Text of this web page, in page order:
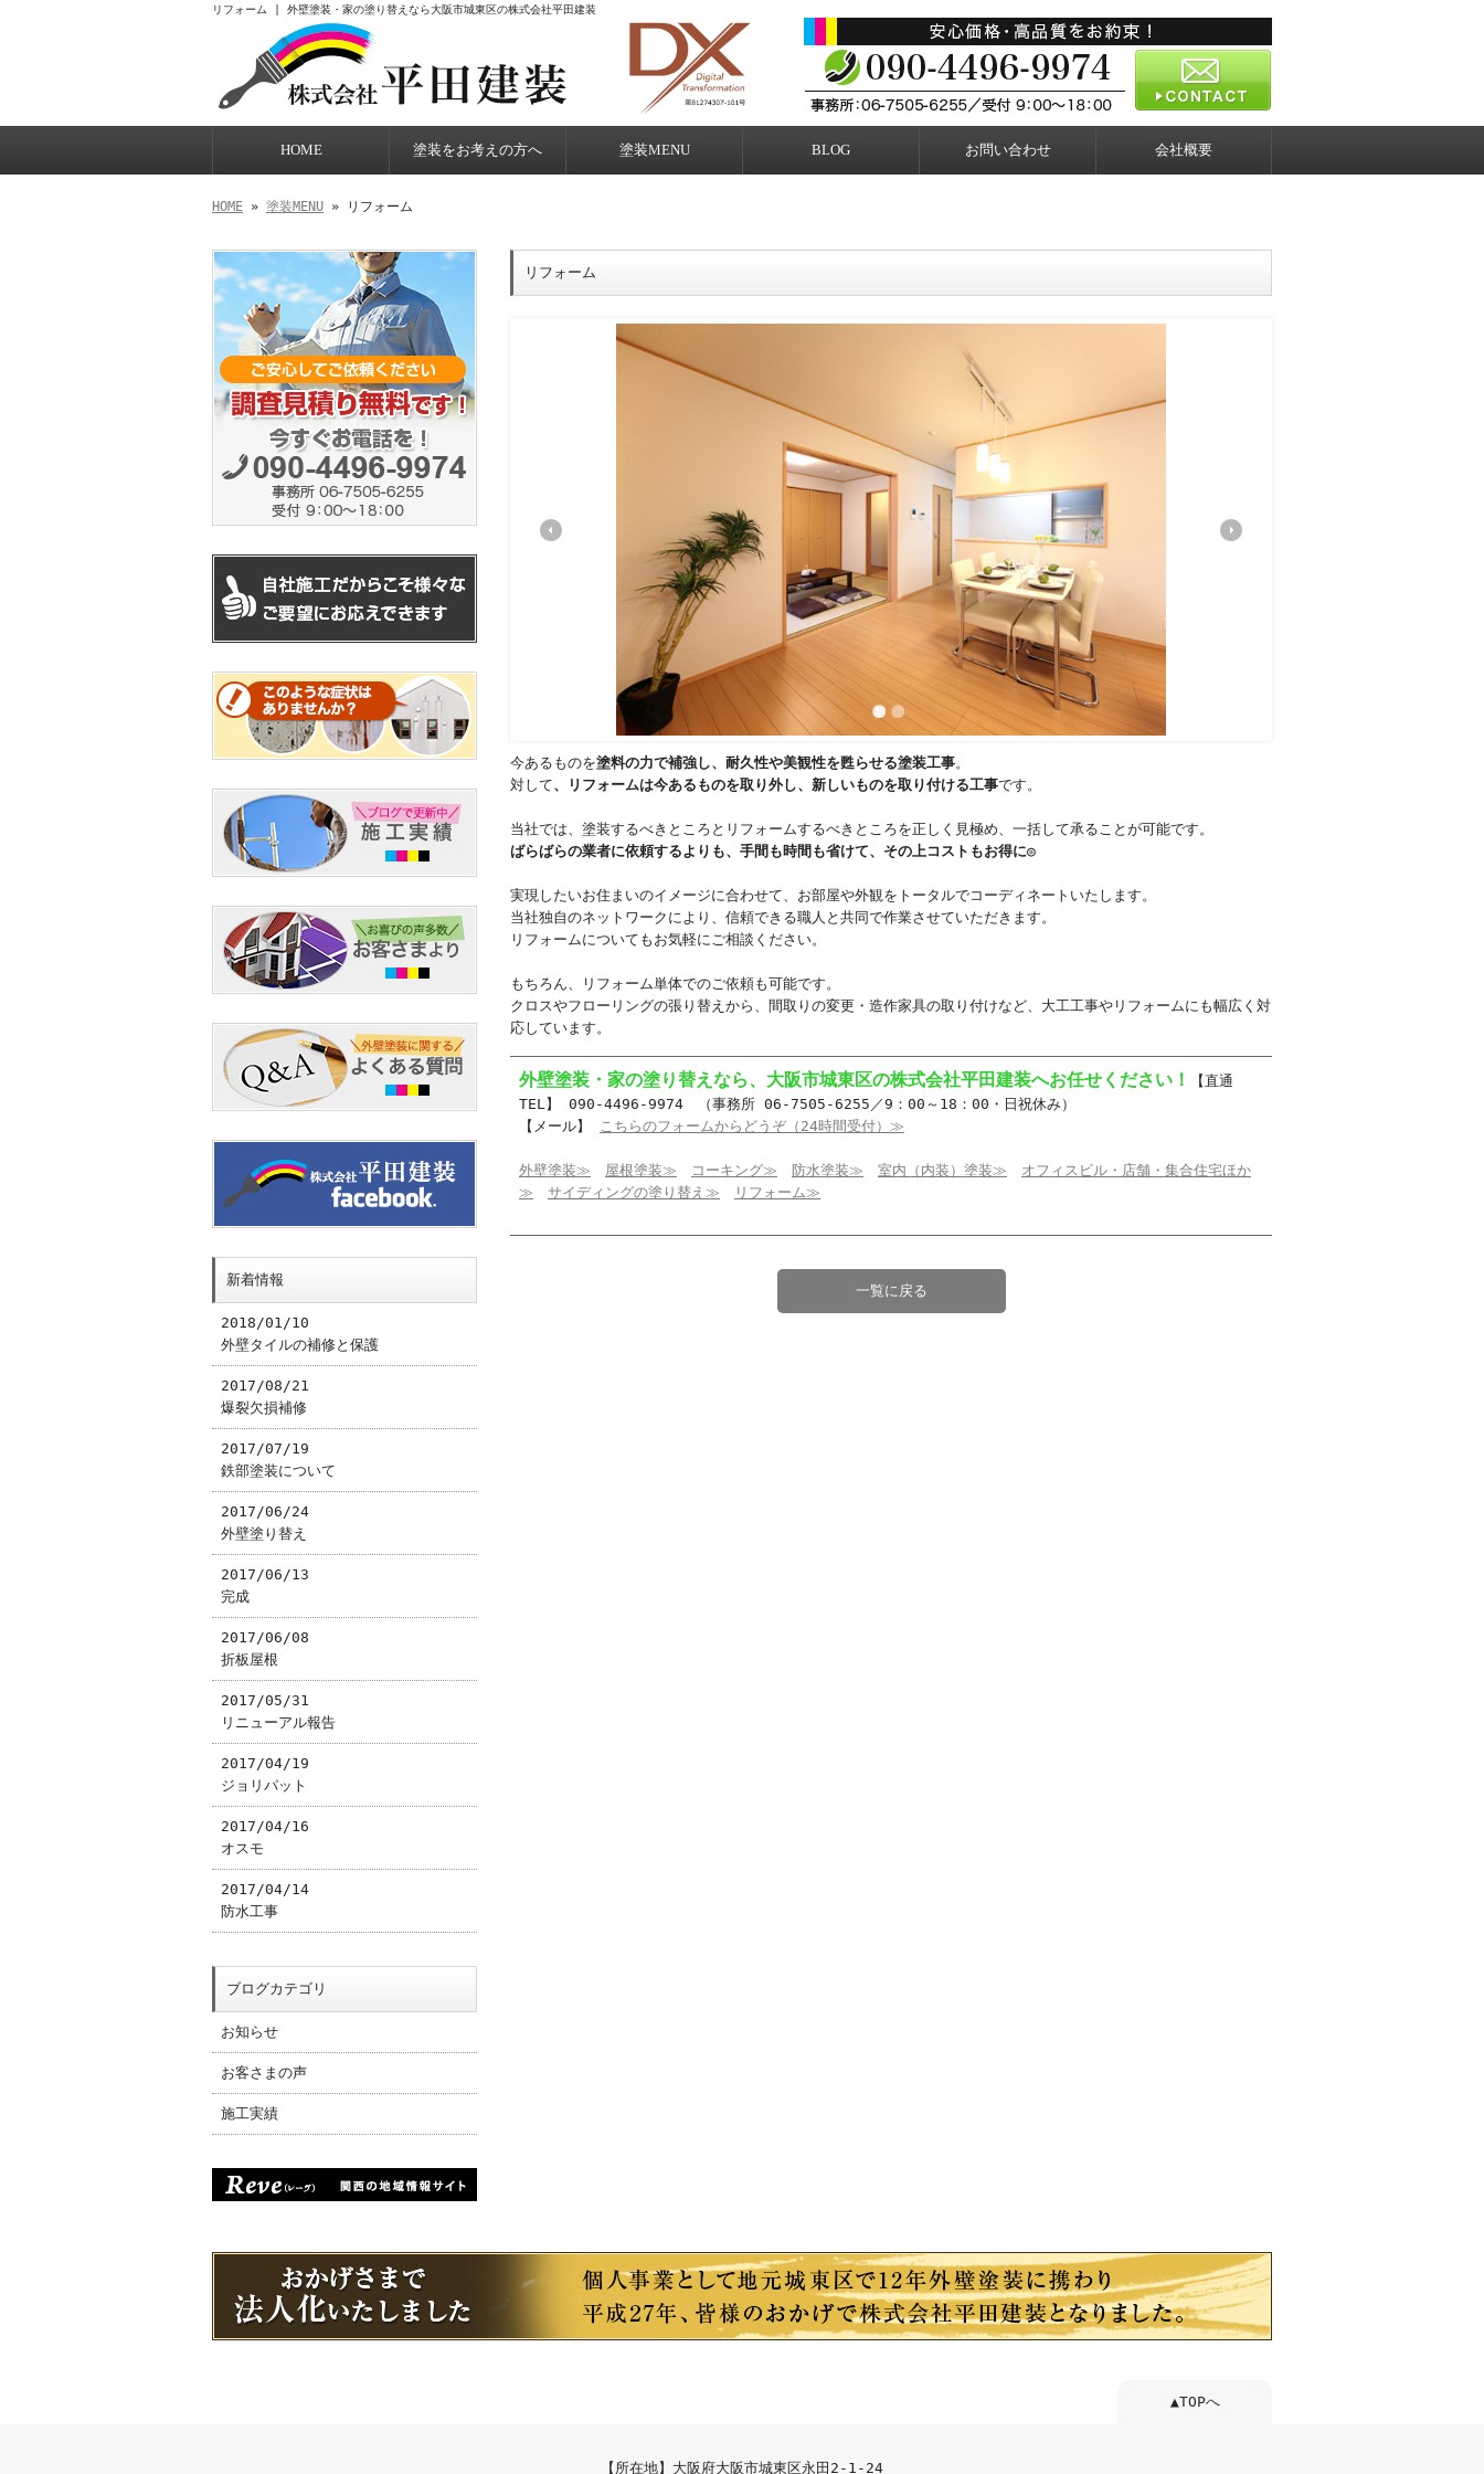
リフォーム | 外壁塗装・家の塗り替えなら大阪市城東区の株式会社平田建装
HOME 塗装をお考えの方へ 塗装MENU BLOG お問い合わせ 会社概要
HOME » 塗装MENU » リフォーム
リフォーム
今あるものを塗料の力で補強し、耐久性や美観性を甦らせる塗装工事。
対して、リフォームは今あるものを取り外し、新しいものを取り付ける工事です。
当社では、塗装するべきところとリフォームするべきところを正しく見極め、一括して承ることが可能です。
ばらばらの業者に依頼するよりも、手間も時間も省けて、その上コストもお得に◎
実現したいお住まいのイメージに合わせて、お部屋や外観をトータルでコーディネートいたします。
当社独自のネットワークにより、信頼できる職人と共同で作業させていただきます。
リフォームについてもお気軽にご相談ください。
もちろん、リフォーム単体でのご依頼も可能です。
クロスやフローリングの張り替えから、間取りの変更・造作家具の取り付けなど、大工工事やリフォームにも幅広く対
応しています。
外壁塗装・家の塗り替えなら、大阪市城東区の株式会社平田建装へお任せください！
【直通
TEL】 090-4496-9974 （事務所 06-7505-6255／9：00～18：00・日祝休み）
【メール】 こちらのフォームからどうぞ（24時間受付）≫
外壁塗装≫ 屋根塗装≫ コーキング≫ 防水塗装≫ 室内（内装）塗装≫
オフィスビル・店舗・集合住宅ほか
≫
サイディングの塗り替え≫ リフォーム≫
一覧に戻る
新着情報
2018/01/10
外壁タイルの補修と保護
2017/08/21
爆裂欠損補修
2017/07/19
鉄部塗装について
2017/06/24
外壁塗り替え
2017/06/13
完成
2017/06/08
折板屋根
2017/05/31
リニューアル報告
2017/04/19
ジョリパット
2017/04/16
オスモ
2017/04/14
防水工事
ブログカテゴリ
お知らせ
お客さまの声
施工実績
▲TOPへ
【所在地】大阪府大阪市城東区永田2-1-24